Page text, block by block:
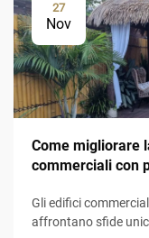
27
Nov
Come migliorare
commerciali con
Gli edifici
affrontano sfide